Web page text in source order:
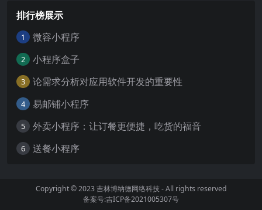
排行榜展示
1 微容小程序
2 小程序盒子
3 论需求分析对应用软件开发的重要性
4 易邮铺小程序
5 外卖小程序：让订餐更便捷，吃货的福音
6 送餐小程序
Copyright © 2023吉林博纳德网络科技- All rights reserved
备案号:吉ICP备2021005307号